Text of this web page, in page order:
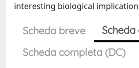
interesting biological
Scheda breve
Scheda completa (DC)